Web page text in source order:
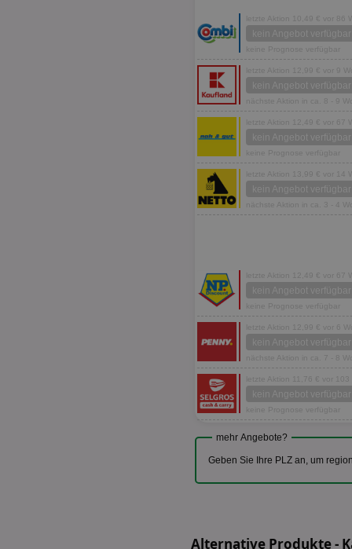
letzte Aktion 10,49 € vor 86
kein Angebot verfügbar
keine Prognose verfügbar
letzte Aktion 12,99 € vor 9
kein Angebot verfügbar
nächste Aktion in ca. 8 - 9
letzte Aktion 12,49 € vor 67
kein Angebot verfügbar
keine Prognose verfügbar
letzte Aktion 13,99 € vor 14
kein Angebot verfügbar
nächste Aktion in ca. 3 - 4
letzte Aktion 12,49 € vor 67
kein Angebot verfügbar
keine Prognose verfügbar
letzte Aktion 12,99 € vor 6
kein Angebot verfügbar
nächste Aktion in ca. 7 - 8
letzte Aktion 11,76 € vor
kein Angebot verfügbar
keine Prognose verfügbar
mehr Angebote?
Geben Sie Ihre PLZ an, um
Alternative Produkte -